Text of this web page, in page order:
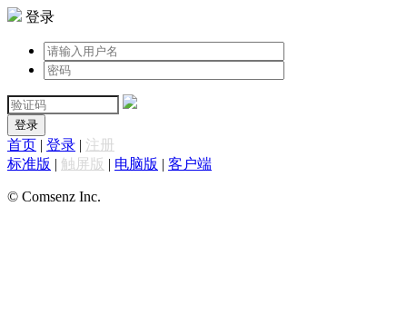
登录
登录
首页 | 登录 | 注册
标准版 | 触屏版 | 电脑版 | 客户端
© Comsenz Inc.